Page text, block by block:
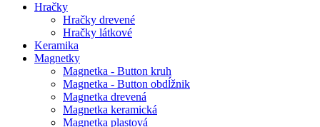
Hračky
Hračky drevené
Hračky látkové
Keramika
Magnetky
Magnetka - Button kruh
Magnetka - Button obdĺžnik
Magnetka drevená
Magnetka keramická
Magnetka plastová